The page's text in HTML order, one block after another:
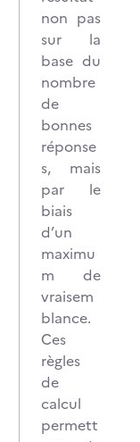
non pas
sur la
base du
nombre
de
bonnes
réponse
s, mais
par le
biais
d’un
maximu
m de
vraisem
blance.
Ces
règles
de
calcul
permett